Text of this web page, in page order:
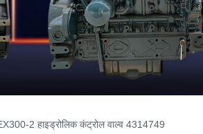
2 हाइड्रोलिक कंट्रोल वाल्व 4314749